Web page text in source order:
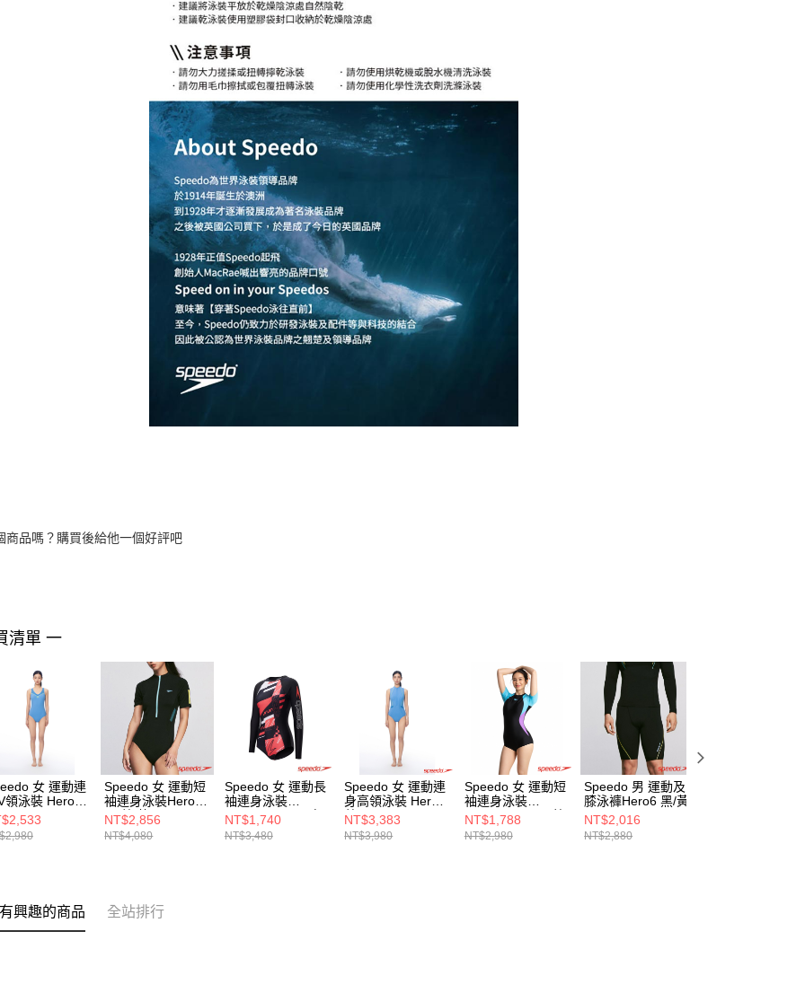
商品嗎？購買後給他一個好評吧
清單 一
女 運動連
領泳裝 Hero6
Speedo 女 運動短
袖連身泳裝Hero6
黑/藍/黃
NT$2,856
NT$4,080
Speedo 女 運動長
袖連身泳裝
Jetsetter2.0 黑/紅/
白
NT$1,740
NT$3,480
Speedo 女 運動連
身高領泳裝 Hero6
藍
NT$3,383
NT$3,980
Speedo 女 運動短
袖連身泳裝
Colourblock 黑/藍/
紫
NT$1,788
NT$2,980
Speedo 男 運動及
膝泳褲Hero6 黑/黃
NT$2,016
NT$2,880
興趣的商品 全站排行